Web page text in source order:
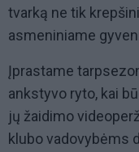
tvarką ne tik
asmeniniame
Įprastame
ankstyvo ryto, kai
jų žaidimo
klubo vadovybėms